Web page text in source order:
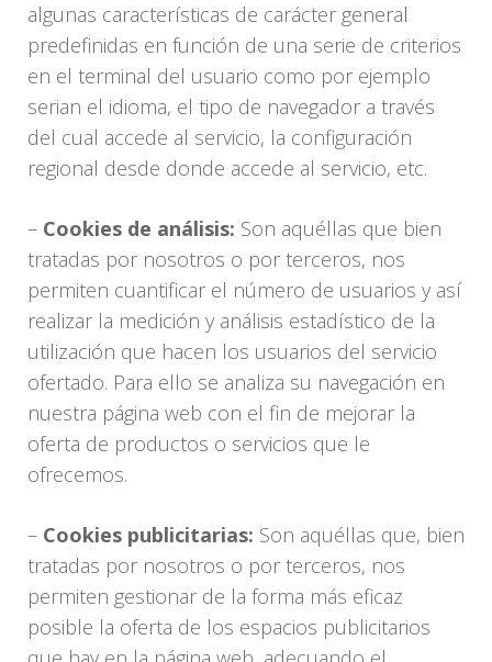
algunas características de carácter general
predefinidas en función de una serie de criterios
en el terminal del usuario como por ejemplo
serian el idioma, el tipo de navegador a través
del cual accede al servicio, la configuración
regional desde donde accede al servicio, etc.
– Cookies de análisis: Son aquéllas que bien
tratadas por nosotros o por terceros, nos
permiten cuantificar el número de usuarios y así
realizar la medición y análisis estadístico de la
utilización que hacen los usuarios del servicio
ofertado. Para ello se analiza su navegación en
nuestra página web con el fin de mejorar la
oferta de productos o servicios que le
ofrecemos.
– Cookies publicitarias: Son aquéllas que, bien
tratadas por nosotros o por terceros, nos
permiten gestionar de la forma más eficaz
posible la oferta de los espacios publicitarios